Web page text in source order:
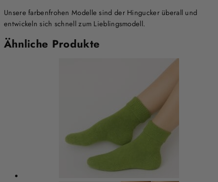
Unsere farbenfrohen Modelle sind der Hingucker überall und
entwickeln sich schnell zum Lieblingsmodell.
Ähnliche Produkte